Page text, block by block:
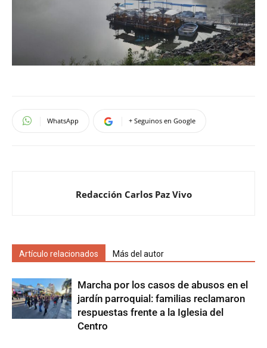
WhatsApp + Seguinos en Google
Redacción Carlos Paz Vivo
Artículo relacionados Más del autor
Marcha por los casos de abusos en el
jardín parroquial: familias reclamaron
respuestas frente a la Iglesia del
Centro